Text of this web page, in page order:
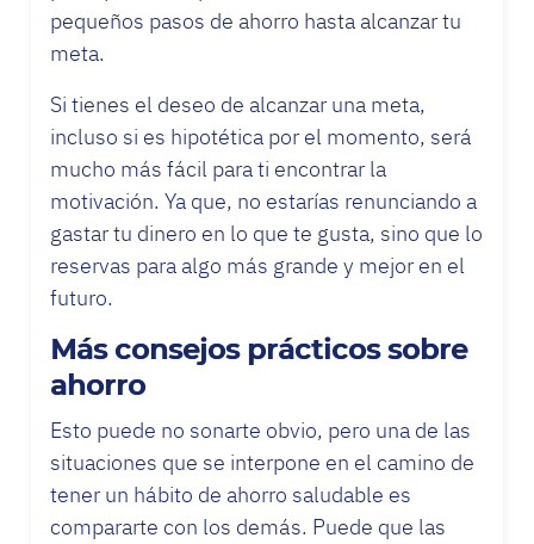
pequeños pasos de ahorro hasta alcanzar tu
meta.
Si tienes el deseo de alcanzar una meta,
incluso si es hipotética por el momento, será
mucho más fácil para ti encontrar la
motivación. Ya que, no estarías renunciando a
gastar tu dinero en lo que te gusta, sino que lo
reservas para algo más grande y mejor en el
futuro.
Más consejos prácticos sobre
ahorro
Esto puede no sonarte obvio, pero una de las
situaciones que se interpone en el camino de
tener un hábito de ahorro saludable es
compararte con los demás. Puede que las